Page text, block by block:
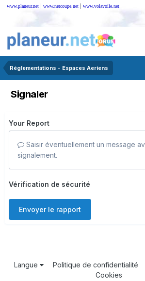
www.planeur.net | www.netcoupe.net | www.volavoile.net
Réglementations - Espaces Aeriens
Signaler
Your Report
Saisir éventuellement un message
signalement.
Vérification de sécurité
Envoyer le rapport
Langue Politique de confidentialité
Cookies